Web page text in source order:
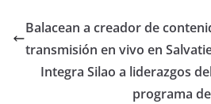
o
o
k
p
p
n
Balacean a creador de
transmisión en vivo en
Integra Silao a liderazgos
programa